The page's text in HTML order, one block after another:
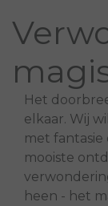
Het
elkaar. Wij
met fantasie
mooiste
heen - het